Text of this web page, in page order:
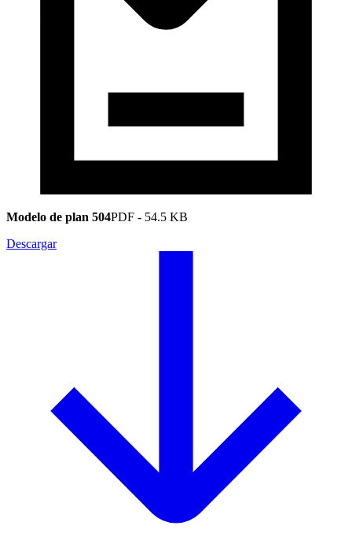
Modelo de plan 504PDF - 54.5 KB
Descargar